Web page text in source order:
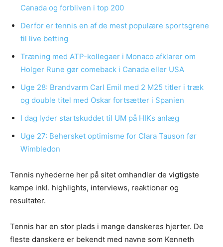
Canada og forbliven i top 200
Derfor er tennis en af de mest populære sportsgrene
til live betting
Træning med ATP-kollegaer i Monaco afklarer om
Holger Rune gør comeback i Canada eller USA
Uge 28: Brandvarm Carl Emil med 2 M25 titler i træk
og double titel med Oskar fortsætter i Spanien
I dag lyder startskuddet til UM på HIKs anlæg
Uge 27: Behersket optimisme for Clara Tauson før
Wimbledon
Tennis nyhederne her på sitet omhandler de vigtigste
kampe inkl. highlights, interviews, reaktioner og
resultater.
Tennis har en stor plads i mange danskeres hjerter. De
fleste danskere er bekendt med navne som Kenneth